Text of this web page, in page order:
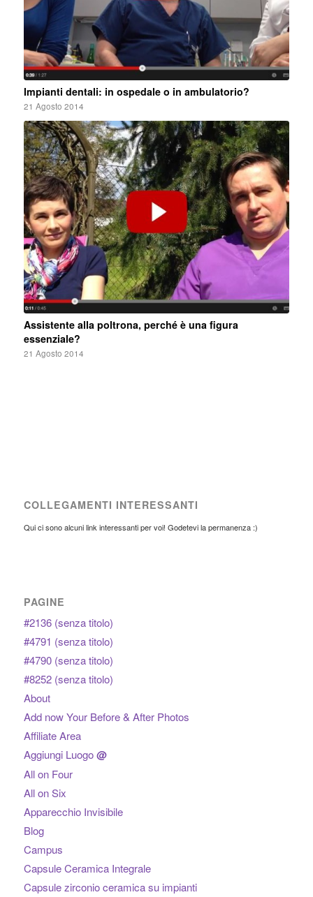
Impianti dentali: in ospedale o in ambulatorio?
21 Agosto 2014
Assistente alla poltrona, perché è una figura
essenziale?
21 Agosto 2014
COLLEGAMENTI INTERESSANTI
Qui ci sono alcuni link interessanti per voi! Godetevi la permanenza :)
PAGINE
#2136 (senza titolo)
#4791 (senza titolo)
#4790 (senza titolo)
#8252 (senza titolo)
About
Add now Your Before & After Photos
Affiliate Area
Aggiungi Luogo@
All on Four
All on Six
Apparecchio Invisibile
Blog
Campus
Capsule Ceramica Integrale
Capsule zirconio ceramica su impianti